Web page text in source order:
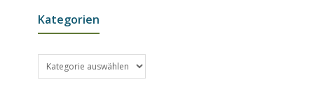
Kategorien
Kategorien